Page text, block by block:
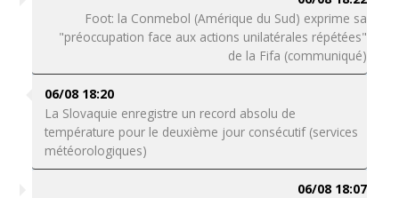
Foot: la Conmebol (Amérique du Sud) exprime sa
"préoccupation face aux actions unilatérales répétées"
de la Fifa (communiqué)
06/08 18:20
La Slovaquie enregistre un record absolu de
température pour le deuxième jour consécutif (services
météorologiques)
06/08 18:07